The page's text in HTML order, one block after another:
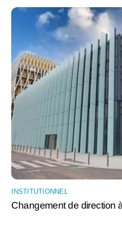
INSTITUTIONNEL
Changement de direction